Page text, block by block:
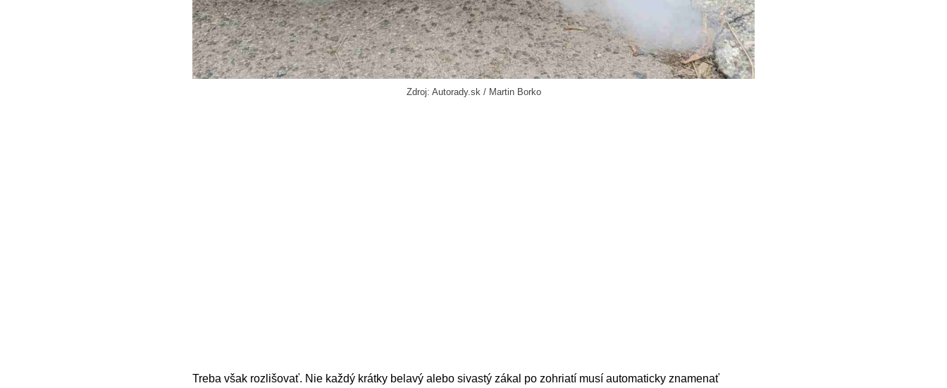
Zdroj: Autorady.sk / Martin Borko
Treba však rozlišovať. Nie každý krátky belavý alebo sivastý zákal po zohriatí musí automaticky znamenať